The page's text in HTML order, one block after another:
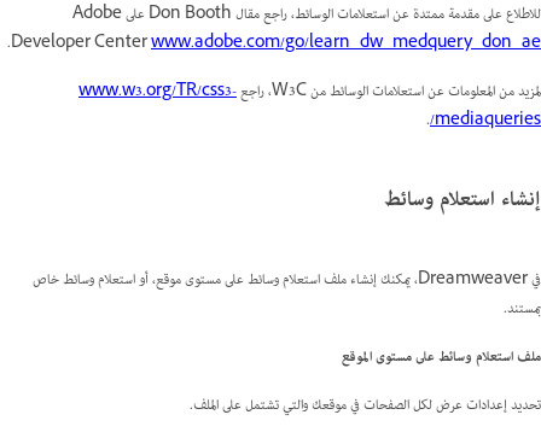
للاطلاع على مقدمة ممتدة عن استعلامات الوسائط، راجع مقال Don Booth على Adobe
Developer Centerwww.adobe.com/go/learn_dw_medquery_don_ae
.
لمزيد من المعلومات عن استعلامات الوسائط من W3C، راجع
www.w3.org/TR/css3-
mediaqueries/
.
إنشاء استعلام وسائط
في Dreamweaver، يمكنك إنشاء ملف استعلام وسائط على مستوى موقع، أو استعلام وسائط خاص
بمستند.
ملف استعلام وسائط على مستوى الموقع
تحديد إعدادات عرض لكل الصفحات في موقعك والتي تشتمل على الملف.